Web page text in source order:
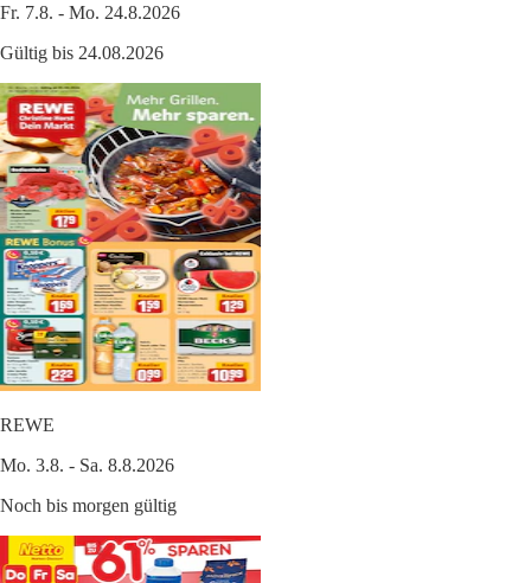
Fr. 7.8. - Mo. 24.8.2026
Gültig bis 24.08.2026
REWE
Mo. 3.8. - Sa. 8.8.2026
Noch bis morgen gültig